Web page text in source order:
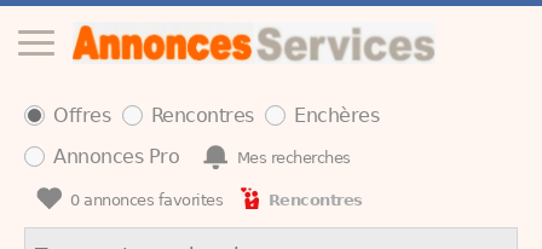
Offres Rencontres
Enchères
Annonces Pro
Mes recherches
0annonces favorites Rencontres